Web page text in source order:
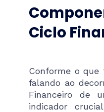
Ciclo
Conforme o que
falando ao
Financeiro de
indicador